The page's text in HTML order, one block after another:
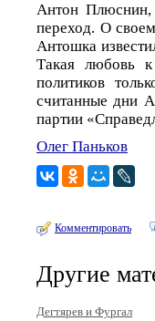
Антон
переход. О
Антошка
Такая любовь к
политиков
считанные дни
партии
Олег Паньков
Комментировать
Другие
Дегтярев и Фургал